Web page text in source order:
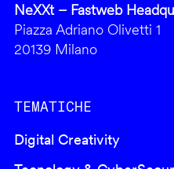
NeXXt – Fastweb
Piazza Adriano Olivetti 1
20139 Milano
TEMATICHE
Digital Creativity